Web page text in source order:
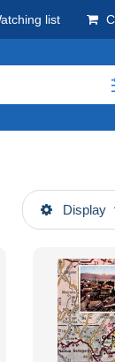
list
Display